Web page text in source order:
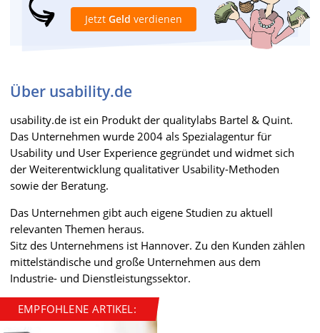
Jetzt Geld verdienen
Über usability.de
usability.de ist ein Produkt der qualitylabs Bartel & Quint.
Das Unternehmen wurde 2004 als Spezialagentur für
Usability und User Experience gegründet und widmet sich
der Weiterentwicklung qualitativer Usability-Methoden
sowie der Beratung.
Das Unternehmen gibt auch eigene Studien zu aktuell
relevanten Themen heraus.
Sitz des Unternehmens ist Hannover. Zu den Kunden zählen
mittelständische und große Unternehmen aus dem
Industrie- und Dienstleistungssektor.
EMPFOHLENE ARTIKEL: